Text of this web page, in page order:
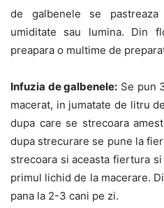
de galbenele se
umiditate sau lumina. Din
preapara o multime de
Infuzia de galbenele: Se pun
macerat, in jumatate de litru
dupa care se strecoara
dupa strecurare se pune la
strecoara si aceasta fiertura
primul lichid de la macerare.
pana la 2-3 cani pe zi.